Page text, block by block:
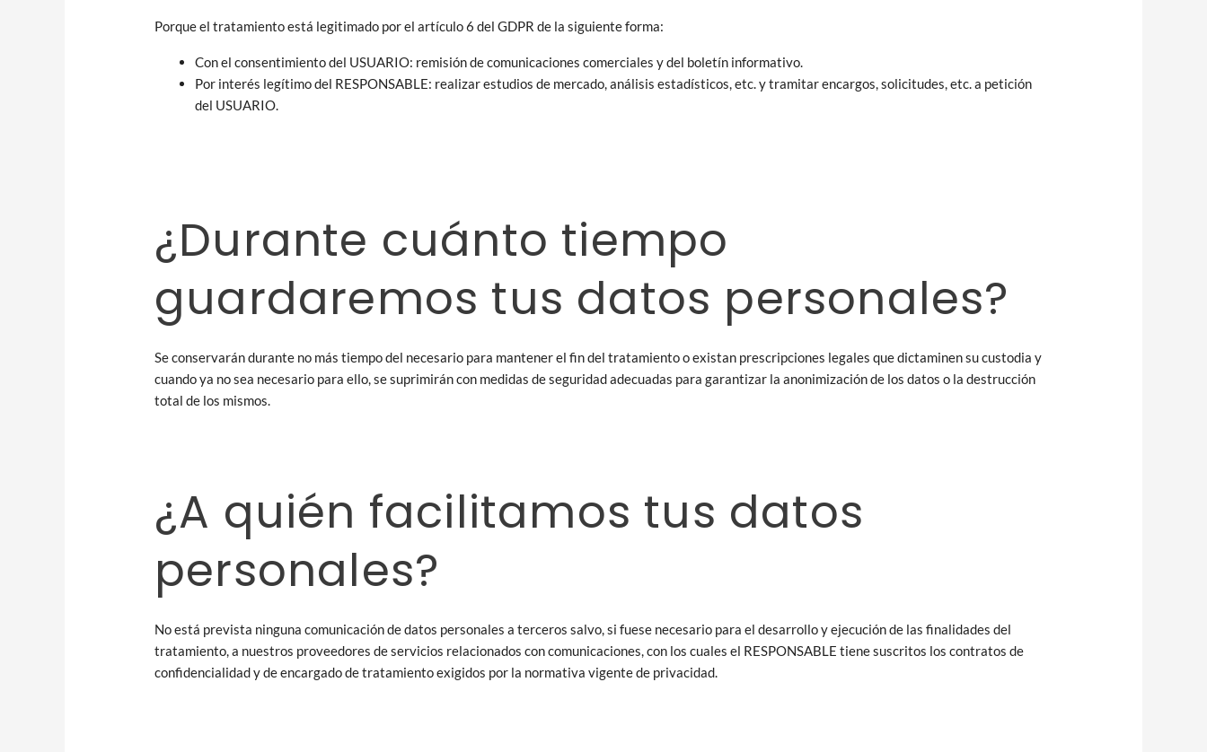
Porque el tratamiento está legitimado por el artículo 6 del GDPR de la siguiente forma:
Con el consentimiento del USUARIO: remisión de comunicaciones comerciales y del boletín informativo.
Por interés legítimo del RESPONSABLE: realizar estudios de mercado, análisis estadísticos, etc. y tramitar encargos, solicitudes, etc. a petición
del USUARIO.
¿Durante cuánto tiempo
guardaremos tus datos personales?
Se conservarán durante no más tiempo del necesario para mantener el fin del tratamiento o existan prescripciones legales que dictaminen su custodia y
cuando ya no sea necesario para ello, se suprimirán con medidas de seguridad adecuadas para garantizar la anonimización de los datos o la destrucción
total de los mismos.
¿A quién facilitamos tus datos
personales?
No está prevista ninguna comunicación de datos personales a terceros salvo, si fuese necesario para el desarrollo y ejecución de las finalidades del
tratamiento, a nuestros proveedores de servicios relacionados con comunicaciones, con los cuales el RESPONSABLE tiene suscritos los contratos de
confidencialidad y de encargado de tratamiento exigidos por la normativa vigente de privacidad.